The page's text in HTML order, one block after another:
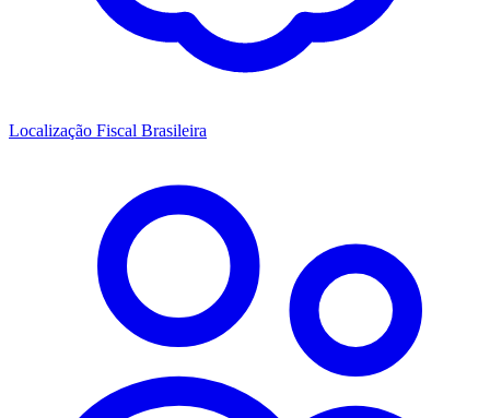
Localização Fiscal Brasileira